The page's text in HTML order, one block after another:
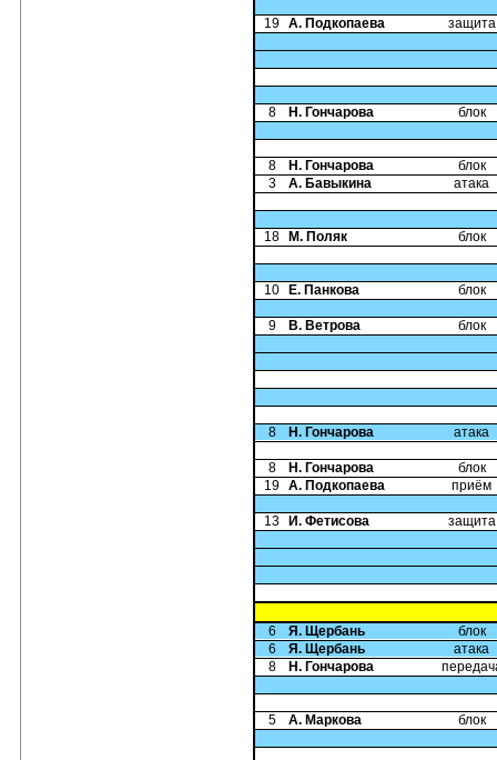
19 А. Подкопаева защита
8 Н. Гончарова блок
8 Н. Гончарова
блок
3
А. Бавыкина атака
18 М. Поляк блок
10 Е. Панкова блок
9 В. Ветрова блок
8 Н. Гончарова атака
8 Н. Гончарова
блок
19 А. Подкопаева приём
13 И. Фетисова защита
6 Я. Щербань
блок
6
Я. Щербань
атака
8
Н. Гончарова
5 А. Маркова блок